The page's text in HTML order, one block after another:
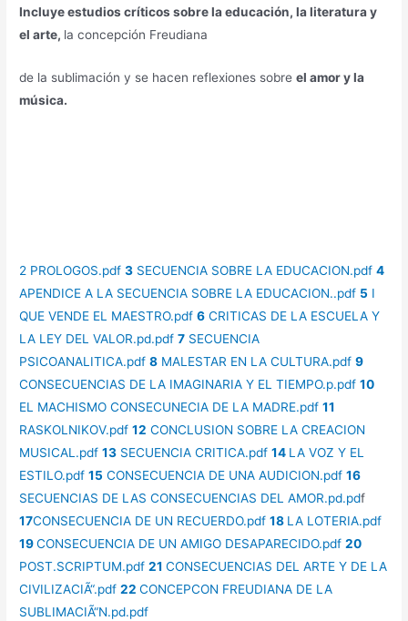
Incluye estudios críticos sobre la educación, la literatura y
el arte, la concepción Freudiana
de la sublimación y se hacen reflexiones sobreel amor y la
música.
2 PROLOGOS.pdf 3 SECUENCIA SOBRE LA EDUCACION.pdf 4
APENDICE A LA SECUENCIA SOBRE LA EDUCACION..pdf 5 I
QUE VENDE EL MAESTRO.pdf 6 CRITICAS DE LA ESCUELA Y
LA LEY DEL VALOR.pd.pdf 7 SECUENCIA
PSICOANALITICA.pdf 8 MALESTAR EN LA CULTURA.pdf 9
CONSECUENCIAS DE LA IMAGINARIA Y EL TIEMPO.p.pdf 10
EL MACHISMO CONSECUNECIA DE LA MADRE.pdf 11
RASKOLNIKOV.pdf 12 CONCLUSION SOBRE LA CREACION
MUSICAL.pdf 13 SECUENCIA CRITICA.pdf 14 LA VOZ Y EL
ESTILO.pdf 15 CONSECUENCIA DE UNA AUDICION.pdf 16
SECUENCIAS DE LAS CONSECUENCIAS DEL AMOR.pd.pdf
17CONSECUENCIA DE UN RECUERDO.pdf 18 LA LOTERIA.pdf
19CONSECUENCIA DE UN AMIGO DESAPARECIDO.pdf 20
POST.SCRIPTUM.pdf 21CONSECUENCIAS DEL ARTE Y DE LA
CIVILIZACIÃ“.pdf 22CONCEPCON FREUDIANA DE LA
SUBLIMACIÃ“N.pd.pdf